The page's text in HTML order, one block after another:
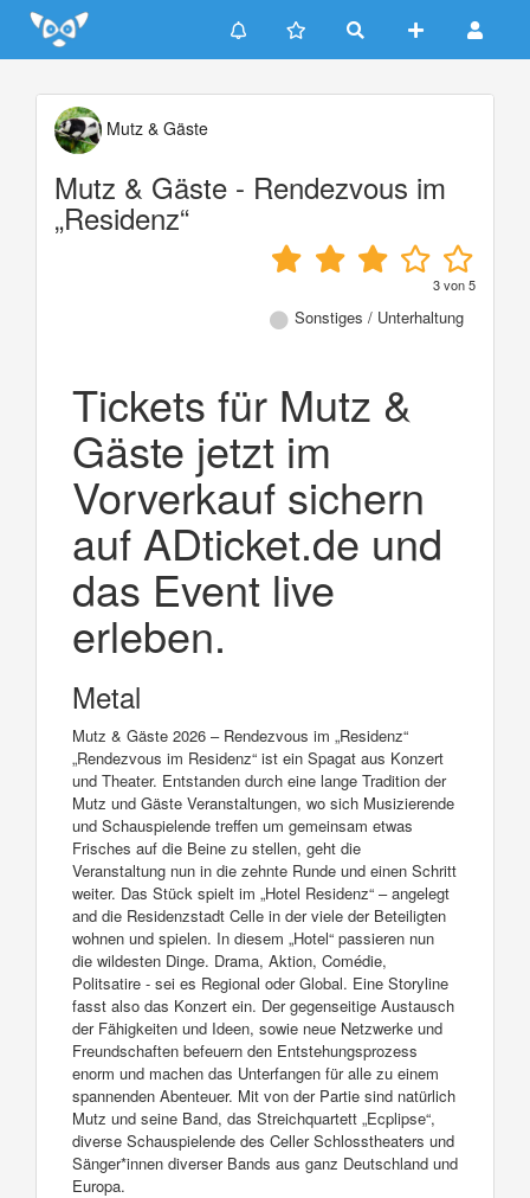
Update cookies preferences
Mutz & Gäste
Mutz & Gäste - Rendezvous im
„Residenz“
3von5
Sonstiges / Unterhaltung
Tickets für Mutz &
Gäste jetzt im
Vorverkauf sichern
auf ADticket.de und
das Event live
erleben.
Metal
Mutz & Gäste 2026 – Rendezvous im „Residenz“
„Rendezvous im Residenz“ ist ein Spagat aus Konzert
und Theater. Entstanden durch eine lange Tradition der
Mutz und Gäste Veranstaltungen, wo sich Musizierende
und Schauspielende treffen um gemeinsam etwas
Frisches auf die Beine zu stellen, geht die
Veranstaltung nun in die zehnte Runde und einen Schritt
weiter. Das Stück spielt im „Hotel Residenz“ – angelegt
and die Residenzstadt Celle in der viele der Beteiligten
wohnen und spielen. In diesem „Hotel“ passieren nun
die wildesten Dinge. Drama, Aktion, Comédie,
Politsatire - sei es Regional oder Global. Eine Storyline
fasst also das Konzert ein. Der gegenseitige Austausch
der Fähigkeiten und Ideen, sowie neue Netzwerke und
Freundschaften befeuern den Entstehungsprozess
enorm und machen das Unterfangen für alle zu einem
spannenden Abenteuer. Mit von der Partie sind natürlich
Mutz und seine Band, das Streichquartett „Ecplipse“,
diverse Schauspielende des Celler Schlosstheaters und
Sänger*innen diverser Bands aus ganz Deutschland und
Europa.